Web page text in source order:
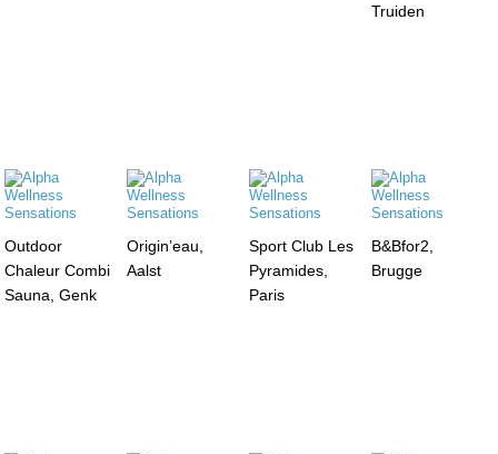
Truiden
Outdoor
Chaleur Combi
Sauna, Genk
Origin’eau,
Aalst
Sport Club Les
Pyramides,
Paris
B&Bfor2,
Brugge